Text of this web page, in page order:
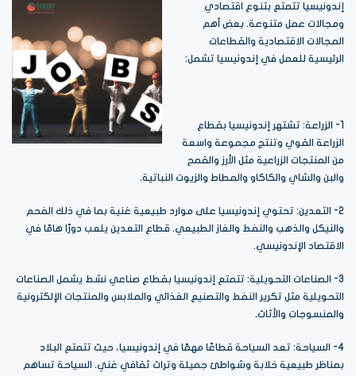
إندونيسيا تتمتع بتنوع اقتصادي
ومجالات عمل متنوعة. بعض أهم
المجالات الاقتصادية والقطاعات
الرئيسية للعمل في إندونيسيا تشمل:
1- الزراعة: تشتهر إندونيسيا بقطاع
الزراعة القوي وتنتج مجموعة واسعة
من المنتجات الزراعية مثل الأرز والقمح
والبن والشاي والكاكاو والمطاط والزيوت النباتية.
2- التعدين: تحتوي إندونيسيا على موارد طبيعية غنية بما في ذلك الفحم
والنيكل والذهب والنفط والغاز الطبيعي. قطاع التعدين يلعب دورًا هامًا في
الاقتصاد الإندونيسي.
3- الصناعات التحويلية: تتمتع إندونيسيا بقطاع صناعي نشط يشمل الصناعات
التحويلية مثل تكرير النفط والتصنيع الغذائي والملابس والمنتجات الإلكترونية
والمنسوجات والأثاث.
4- السياحة: تعد السياحة قطاعًا مهمًا في إندونيسيا، حيث تتمتع البلاد
بمناظر طبيعية خلابة وشواطئ جميلة وتراث ثقافي غني. السياحة تساهم